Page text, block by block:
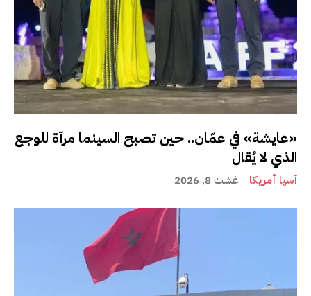
«عايشة» في عمّان.. حين تصبح السينما مرآة للوجع
الذي لا يُقال
آسيا أمريكا غشت 8, 2026